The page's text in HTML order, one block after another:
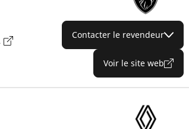
PINS
Contacter le revendeur
Voir le site web